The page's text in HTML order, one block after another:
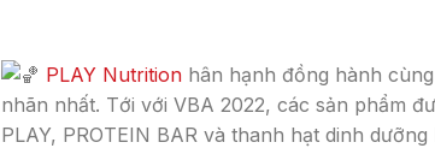
PLAY Nutrition hân hạnh đồng hành
nhãn nhất. Tới với VBA 2022, các sản phẩm
PLAY, PROTEIN BAR và thanh hạt dinh